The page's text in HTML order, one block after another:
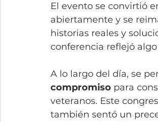
El evento se convirtió
abiertamente y se
historias reales y
conferencia reflejó
A lo largo del día, se
compromiso para
veteranos. Este
también sentó un